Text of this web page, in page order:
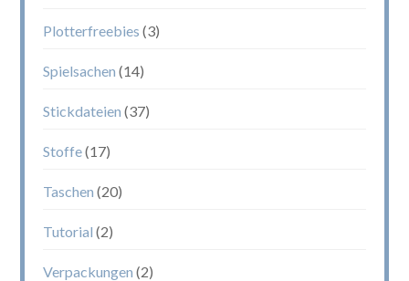
Plotterfreebies (3)
Spielsachen (14)
Stickdateien (37)
Stoffe(17)
Taschen (20)
Tutorial (2)
Verpackungen (2)